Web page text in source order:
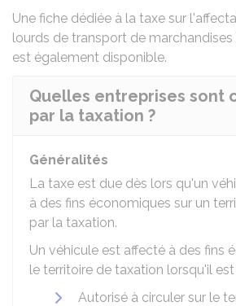
Une fiche dédiée à la taxe sur
lourds de transport de marchandises
est également disponible.
Quelles entreprises sont
par la taxation ?
Généralités
La taxe est due dès lors qu'un
à des fins économiques sur un
par la taxation.
Un véhicule est affecté à des fins
le territoire de taxation lorsqu'il est
Autorisé à circuler sur le